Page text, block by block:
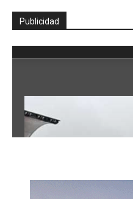
Publicidad